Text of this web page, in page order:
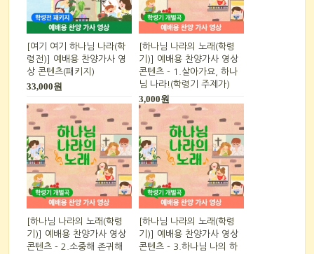
[여기 여기 하나님 나라(학
령전)] 예배용 찬양가사 영
상 콘텐츠(패키지)
33,000원
[하나님 나라의 노래(학령
기)] 예배용 찬양가사 영상
콘텐츠 - 1.살아가요, 하나
님 나라!(학령기 주제가)
3,000원
[하나님 나라의 노래(학령
기)] 예배용 찬양가사 영상
콘텐츠 - 2.소중해 존귀해
[하나님 나라의 노래(학령
기)] 예배용 찬양가사 영상
콘텐츠 - 3.하나님 나의 하